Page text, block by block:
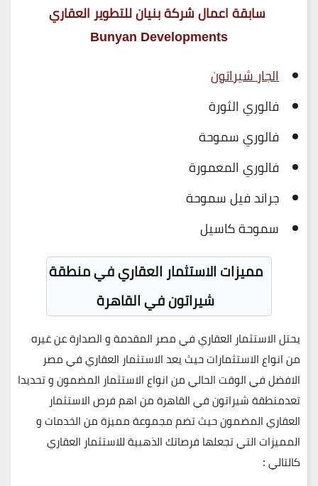
سابقة اعمال شركة بنيان للتطوير العقاري
Bunyan Developments
الجار شيراتون
فالوري الثورة
فالوري سموحة
فالوري المعمورة
جراند فيل سموحة
سموحة كاسيل
مميزات الاستثمار العقاري في منطقة
شيراتون في القاهرة
يحتل الاستثمار العقاري في مصر المقدمة و الصدارة عن غيره
من انواع الاستثمارات حيث يعد الاستثمار العقاري في مصر
الافضل في الوقت الحالي من انواع الاستثمار المضمون و تحديدا
تعدمنطقة شيراتون في القاهرة من اهم فرص الاستثمار
العقاري المضمون حيث تضم مجموعة مميزة من الخدمات و
المميزات التي تجعلها فرصاتك الذهبية للاستثمار العقاري
كالتالي :